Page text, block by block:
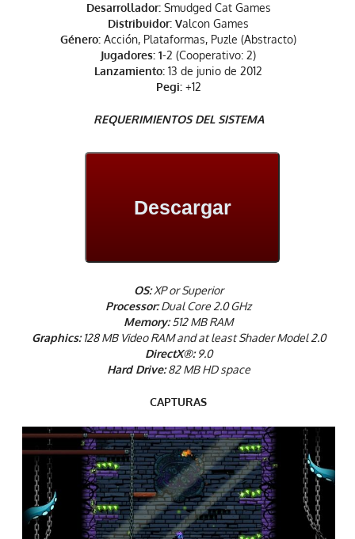
Desarrollador:Smudged Cat Games
Distribuidor: Valcon Games
Género: Acción, Plataformas, Puzle (Abstracto)
Jugadores: 1-2 (Cooperativo: 2)
Lanzamiento: 13 de junio de 2012
Pegi:+12
REQUERIMIENTOS DEL SISTEMA
Descargar
OS:XP or Superior
Processor:Dual Core 2.0 GHz
Memory:512 MB RAM
Graphics:128 MB Video RAM and at least Shader Model 2.0
DirectX®:9.0
Hard Drive:82 MB HD space
CAPTURAS